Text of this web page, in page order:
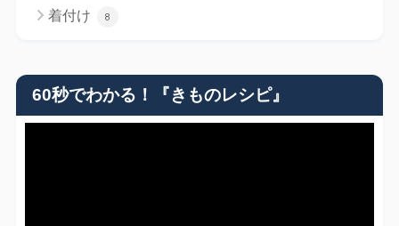
着付け 8
60秒でわかる！『きものレシピ』